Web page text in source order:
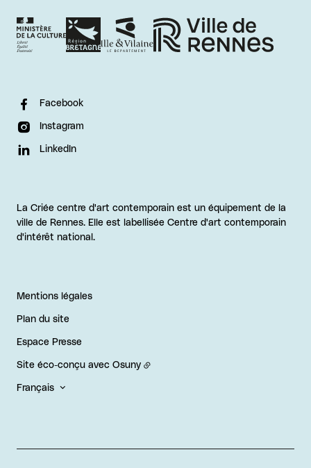
Facebook
Instagram
LinkedIn
La Criée centre d'art contemporain est un équipement de la
ville de Rennes. Elle est labellisée Centre d'art contemporain
d'intérêt national.
Mentions légales
Plan du site
Espace Presse
Site éco-conçu avec Osuny
Français